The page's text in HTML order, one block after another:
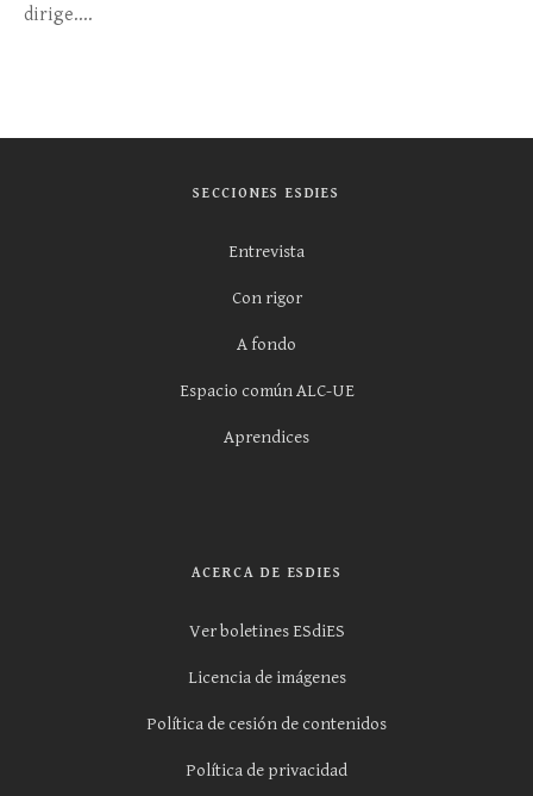
dirige....
SECCIONES ESDIES
Entrevista
Con rigor
A fondo
Espacio común ALC-UE
Aprendices
ACERCA DE ESDIES
Ver boletines ESdiES
Licencia de imágenes
Política de cesión de contenidos
Política de privacidad